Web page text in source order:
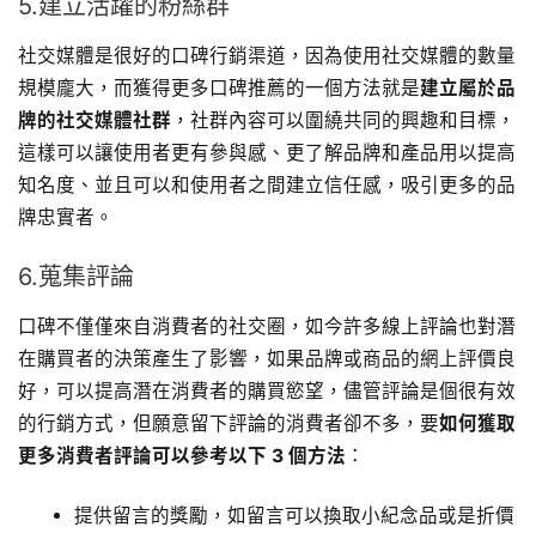
社交媒體是很好的口碑行銷渠道，因為使用社交媒體的數量
規模龐大，而獲得更多口碑推薦的一個方法就是建立屬於品
牌的社交媒體社群 ，社群內容可以圍繞共同的興趣和目標，
這樣可以讓使用者更有參與感、更了解品牌和產品用以提高
知名度、並且可以和使用者之間建立信任感，吸引更多的品
牌忠實者。
6.蒐集評論
口碑不僅僅來自消費者的社交圈，如今許多線上評論也對潛
在購買者的決策產生了影響，如果品牌或商品的網上評價良
好，可以提高潛在消費者的購買慾望，儘管評論是個很有效
的行銷方式，但願意留下評論的消費者卻不多，要如何獲取
更多消費者評論可以參考以下 3 個方法 ：
提供留言的獎勵，如留言可以換取小紀念品或是折價